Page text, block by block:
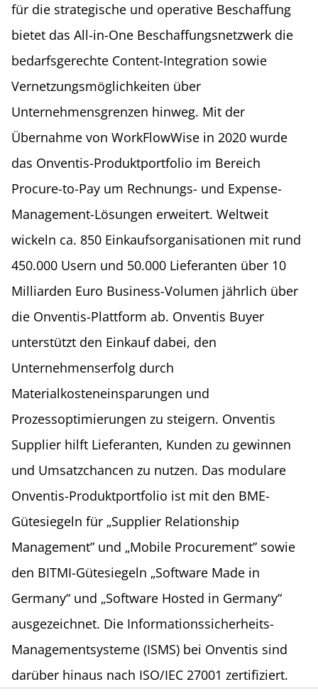
für die strategische und operative Beschaffung
bietet das All-in-One Beschaffungsnetzwerk die
bedarfsgerechte Content-Integration sowie
Vernetzungsmöglichkeiten über
Unternehmensgrenzen hinweg. Mit der
Übernahme von WorkFlowWise in 2020 wurde
das Onventis-Produktportfolio im Bereich
Procure-to-Pay um Rechnungs- und Expense-
Management-Lösungen erweitert. Weltweit
wickeln ca. 850 Einkaufsorganisationen mit rund
450.000 Usern und 50.000 Lieferanten über 10
Milliarden Euro Business-Volumen jährlich über
die Onventis-Plattform ab. Onventis Buyer
unterstützt den Einkauf dabei, den
Unternehmenserfolg durch
Materialkosteneinsparungen und
Prozessoptimierungen zu steigern. Onventis
Supplier hilft Lieferanten, Kunden zu gewinnen
und Umsatzchancen zu nutzen. Das modulare
Onventis-Produktportfolio ist mit den BME-
Gütesiegeln für „Supplier Relationship
Management” und „Mobile Procurement” sowie
den BITMI-Gütesiegeln „Software Made in
Germany“ und „Software Hosted in Germany“
ausgezeichnet. Die Informationssicherheits-
Managementsysteme (ISMS) bei Onventis sind
darüber hinaus nach ISO/IEC 27001 zertifiziert.